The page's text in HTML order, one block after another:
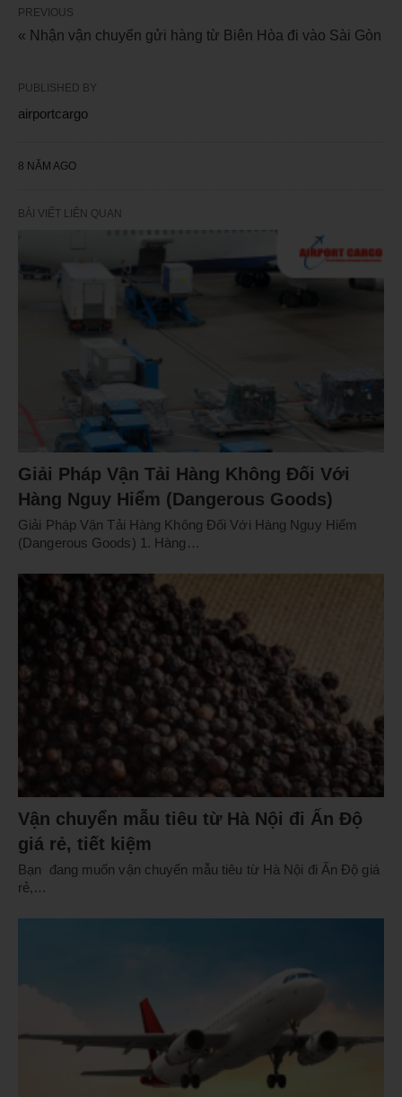
PREVIOUS
« Nhận vận chuyển gửi hàng từ Biên Hòa đi vào Sài Gòn
PUBLISHED BY
airportcargo
8 NĂM AGO
BÀI VIẾT LIÊN QUAN
Giải Pháp Vận Tải Hàng Không Đối Với
Hàng Nguy Hiểm (Dangerous Goods)
Giải Pháp Vận Tải Hàng Không Đối Với Hàng Nguy Hiểm
(Dangerous Goods) 1. Hàng…
Vận chuyển mẫu tiêu từ Hà Nội đi Ấn Độ
giá rẻ, tiết kiệm
Bạn đang muốn vận chuyển mẫu tiêu từ Hà Nội đi Ấn Độ giá
rẻ,…